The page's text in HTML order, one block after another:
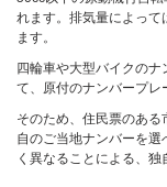
れます。排気量によって
ます。
四輪車や大型バイクのナ
て、原付のナンバープレ
そのため、住民票のあ
自のご当地ナンバーを選
く異なることによる、独